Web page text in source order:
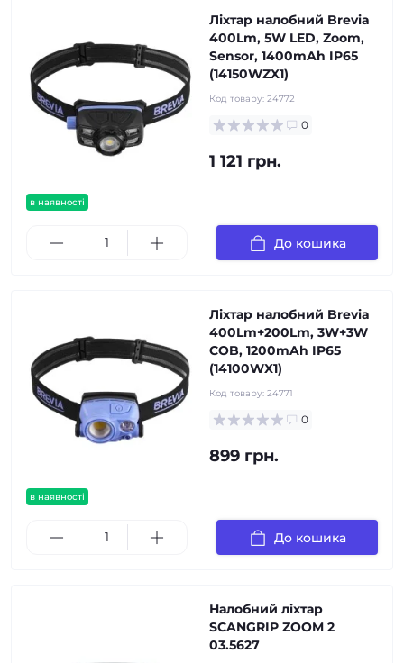
в наявності
Ліхтар налобний Brevia
400Lm, 5W LED, Zoom,
Sensor, 1400mAh IP65
(14150WZX1)
Код товару: 24772
0
1 121 грн.
До кошика
в наявності
Ліхтар налобний Brevia
400Lm+200Lm, 3W+3W
COB, 1200mAh IP65
(14100WX1)
Код товару: 24771
0
899 грн.
До кошика
Налобний ліхтар
SCANGRIP ZOOM 2
03.5627